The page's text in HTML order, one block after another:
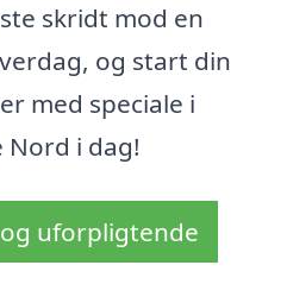
skridt mod en
og start din
med speciale i
Nord i dag!
uforpligtende